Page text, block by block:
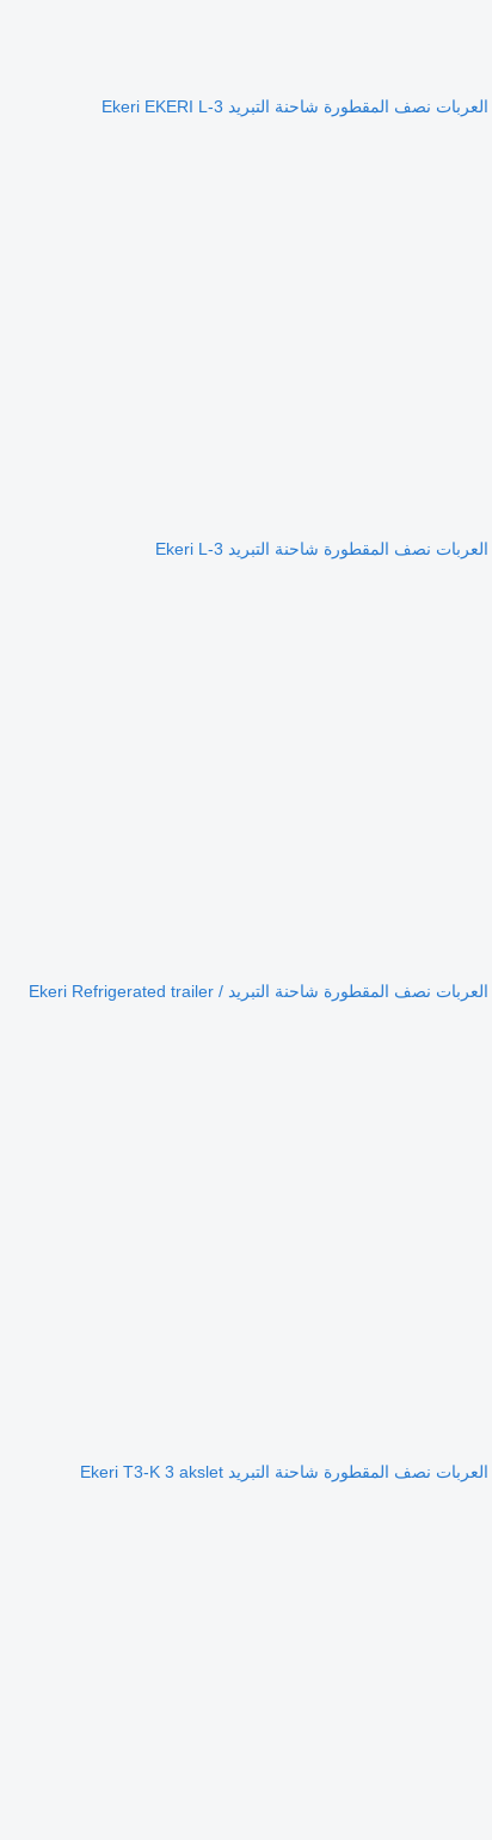
العربات نصف المقطورة شاحنة التبريد Ekeri EKERI L-3
العربات نصف المقطورة شاحنة التبريد Ekeri L-3
العربات نصف المقطورة شاحنة التبريد Ekeri Refrigerated trailer /
العربات نصف المقطورة شاحنة التبريد Ekeri T3-K 3 akslet